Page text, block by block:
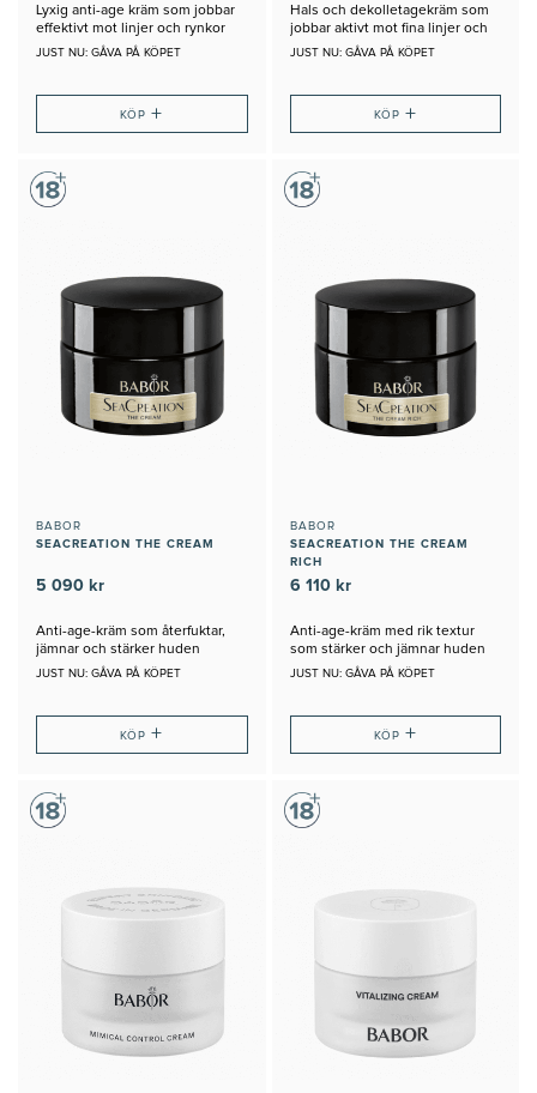
Lyxig anti-age kräm som jobbar
effektivt mot linjer och rynkor
JUST NU: GÅVA PÅ KÖPET
KÖP+
Hals och dekolletagekräm som
jobbar aktivt mot fina linjer och
rynkor
JUST NU: GÅVA PÅ KÖPET
KÖP +
BABOR
SEACREATION THE CREAM
5 090 kr
Anti-age-kräm som återfuktar,
jämnar och stärker huden
JUST NU: GÅVA PÅ KÖPET
KÖP+
BABOR
SEACREATION THE CREAM
RICH
6 110 kr
Anti-age-kräm med rik textur
som stärker och jämnar huden
JUST NU: GÅVA PÅ KÖPET
KÖP +